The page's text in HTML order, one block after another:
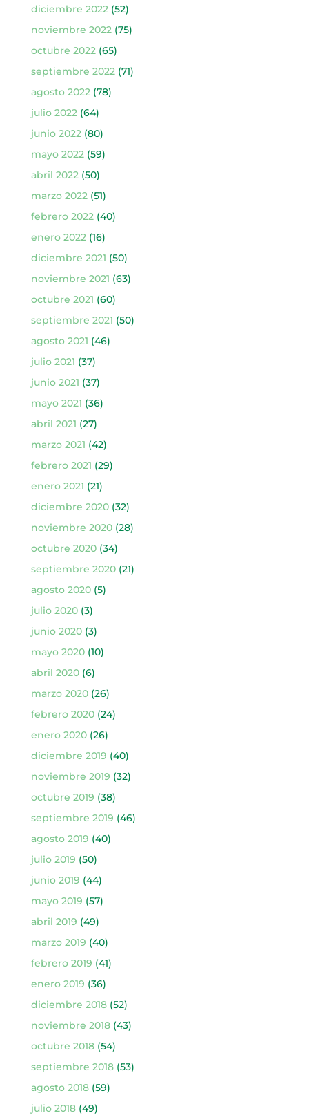
diciembre 2022 (52)
noviembre 2022 (75)
octubre 2022 (65)
septiembre 2022 (71)
agosto 2022 (78)
julio 2022 (64)
junio 2022 (80)
mayo 2022 (59)
abril 2022 (50)
marzo 2022 (51)
febrero 2022 (40)
enero 2022 (16)
diciembre 2021 (50)
noviembre 2021 (63)
octubre 2021 (60)
septiembre 2021 (50)
agosto 2021 (46)
julio 2021 (37)
junio 2021 (37)
mayo 2021 (36)
abril 2021 (27)
marzo 2021 (42)
febrero 2021 (29)
enero 2021 (21)
diciembre 2020(32)
noviembre 2020(28)
octubre 2020(34)
septiembre 2020(21)
agosto 2020(5)
julio 2020(3)
junio 2020(3)
mayo 2020(10)
abril 2020(6)
marzo 2020(26)
febrero 2020(24)
enero 2020(26)
diciembre 2019 (40)
noviembre 2019 (32)
octubre 2019 (38)
septiembre 2019 (46)
agosto 2019 (40)
julio 2019 (50)
junio 2019 (44)
mayo 2019 (57)
abril 2019 (49)
marzo 2019 (40)
febrero 2019 (41)
enero 2019 (36)
diciembre 2018(52)
noviembre 2018(43)
octubre 2018(54)
septiembre 2018(53)
agosto 2018(59)
julio 2018(49)